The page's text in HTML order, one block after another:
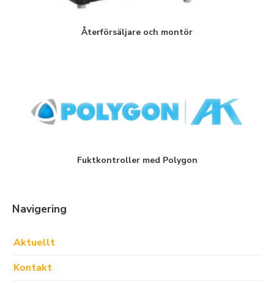
Återförsäljare och montör
Fuktkontroller med Polygon
Navigering
Aktuellt
Kontakt